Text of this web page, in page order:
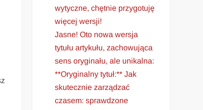
wytyczne, chętnie przygotuję
więcej wersji!
Jasne! Oto nowa wersja
tytułu artykułu, zachowująca
sens oryginału, ale unikalna:
**Oryginalny tytuł:** Jak
skutecznie zarządzać
czasem: sprawdzone